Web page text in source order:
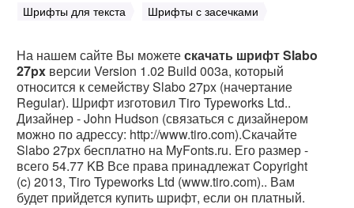
Шрифты для текста Шрифты с засечками
На нашем сайте Вы можетескачать шрифт Slabo
27px версии Version 1.02 Build 003a, который
относится к семейству Slabo 27px (начертание
Regular). Шрифт изготовил Tiro Typeworks Ltd..
Дизайнер - John Hudson (связаться с дизайнером
можно по адрессу: http://www.tiro.com).Скачайте
Slabo 27px бесплатно на MyFonts.ru. Его размер -
всего 54.77 KB Все права принадлежат Copyright
(c) 2013, Tiro Typeworks Ltd (www.tiro.com).. Вам
будет прийдется купить шрифт, если он платный.